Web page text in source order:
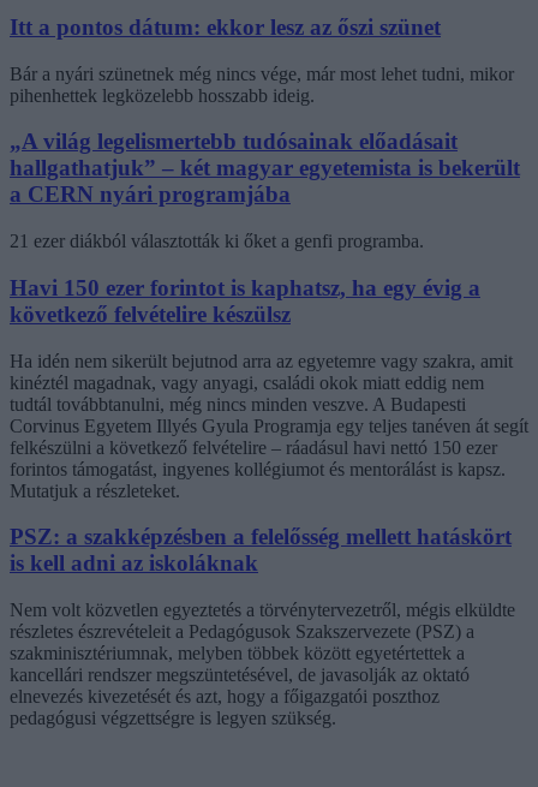
Itt a pontos dátum: ekkor lesz az őszi szünet
Bár a nyári szünetnek még nincs vége, már most lehet tudni, mikor
pihenhettek legközelebb hosszabb ideig.
„A világ legelismertebb tudósainak előadásait
hallgathatjuk” – két magyar egyetemista is bekerült
a CERN nyári programjába
21 ezer diákból választották ki őket a genfi programba.
Havi 150 ezer forintot is kaphatsz, ha egy évig a
következő felvételire készülsz
Ha idén nem sikerült bejutnod arra az egyetemre vagy szakra, amit
kinéztél magadnak, vagy anyagi, családi okok miatt eddig nem
tudtál továbbtanulni, még nincs minden veszve. A Budapesti
Corvinus Egyetem Illyés Gyula Programja egy teljes tanéven át segít
felkészülni a következő felvételire – ráadásul havi nettó 150 ezer
forintos támogatást, ingyenes kollégiumot és mentorálást is kapsz.
Mutatjuk a részleteket.
PSZ: a szakképzésben a felelősség mellett hatáskört
is kell adni az iskoláknak
Nem volt közvetlen egyeztetés a törvénytervezetről, mégis elküldte
részletes észrevételeit a Pedagógusok Szakszervezete (PSZ) a
szakminisztériumnak, melyben többek között egyetértettek a
kancellári rendszer megszüntetésével, de javasolják az oktató
elnevezés kivezetését és azt, hogy a főigazgatói poszthoz
pedagógusi végzettségre is legyen szükség.